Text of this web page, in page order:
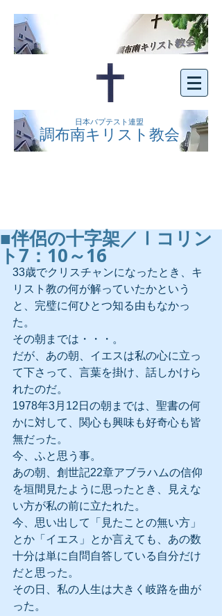
日本バプテスト連盟
調布南キリスト教会
■伴侶の十字架／Ⅰコリン
ト7：10～16
33歳でクリスチャンになったとき、キ
リスト教の何が解っていたかという
と、完璧に何ひとつ知る由もなかっ
た。
その朝までは・・・。
だが、あの朝、イエスは私の心に立っ
て下さって、言葉を掛け、話しかけら
れたのだ。
1978年3月12日の朝までは、聖書の何
かに対して、関心も興味も好奇心も皆
無だった。
今、ふと思う事。
あの朝、創世記22章アブラハムの信仰
を垣間見たように思ったとき、見えな
い方が私の前に立たれた。
今、思い出して「見たことの無い方」
とか「イエス」とか言えても、あの数
十分は単に自問自答している自分だけ
だと思った。
その日、私の人生は大きく岐路を曲が
った。